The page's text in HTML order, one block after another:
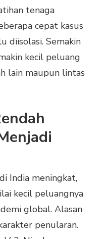
tenaga
cepat kasus
diisolasi. Semakin
kecil peluang
lain maupun lintas
India meningkat,
kecil peluangnya
global. Alasan
penularan.